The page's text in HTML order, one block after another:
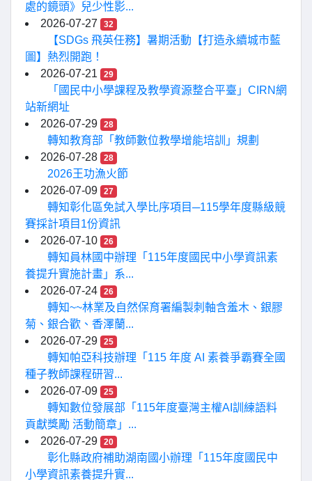
處的鏡頭》兒少性影...
2026-07-27
32
【SDGs 飛英任務】暑期活動【打造永續城市藍
圖】熱烈開跑！
2026-07-21
29
「國民中小學課程及教學資源整合平臺」CIRN網
站新網址
2026-07-29
28
轉知教育部「教師數位教學增能培訓」規劃
2026-07-28
28
2026王功漁火節
2026-07-09
27
轉知彰化區免試入學比序項目─115學年度縣級競
賽採計項目1份資訊
2026-07-10
26
轉知員林國中辦理「115年度國民中小學資訊素
養提升實施計畫」系...
2026-07-24
26
轉知~~林業及自然保育署編製刺軸含羞木、銀膠
菊、銀合歡、香澤蘭...
2026-07-29
25
轉知帕亞科技辦理「115 年度 AI 素養爭霸賽全國
種子教師課程研習...
2026-07-09
25
轉知數位發展部「115年度臺灣主權AI訓練語料
貢獻獎勵 活動簡章」...
2026-07-29
20
彰化縣政府補助湖南國小辦理「115年度國民中
小學資訊素養提升實...